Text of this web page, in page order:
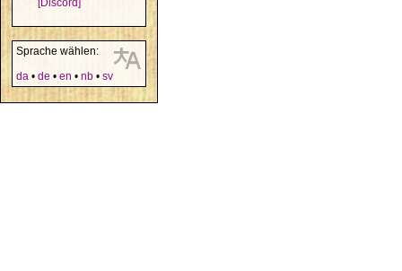
[Discord]
Sprache wählen:
da • de • en • nb • sv